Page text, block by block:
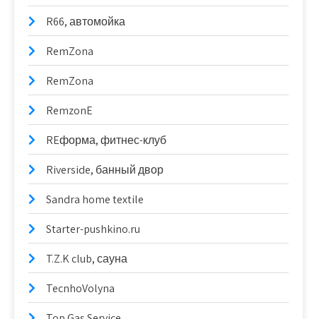
R66, автомойка
RemZona
RemZona
RemzonE
REформа, фитнес-клуб
Riverside, банный двор
Sandra home textile
Starter-pushkino.ru
T.Z.K club, сауна
TecnhoVolyna